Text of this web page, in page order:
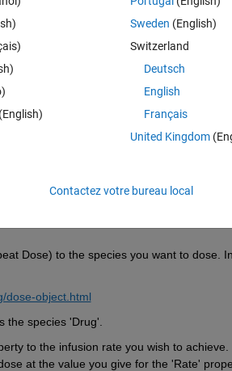
Connectez-vous pour
Dose) to the species you want to dose.
dose-object.html
the species 'Drug'.
to the infusion rate you wish to
at the value you give for the 'Rate'
(English)
Sweden (English)
Switzerland
Deutsch
English
Français
United Kingdom
Contactez votre bureau local